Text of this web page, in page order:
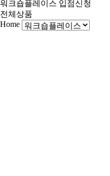
워크숍플레이스 입점신청
전체상품
Home